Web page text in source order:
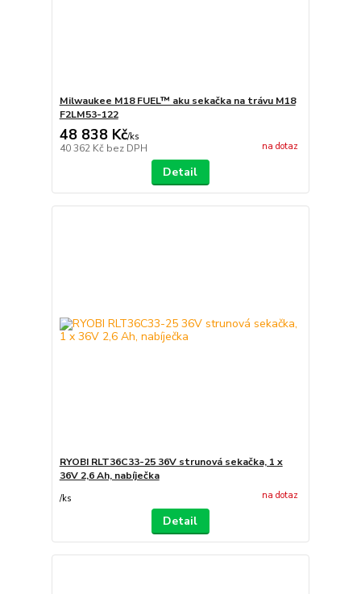
Milwaukee M18 FUEL™ aku sekačka na trávu M18
F2LM53-122
48 838 Kč/ks
40 362 Kč bez DPH na dotaz
Detail
RYOBI RLT36C33-25 36V strunová sekačka, 1 x
36V 2,6 Ah, nabíječka
/ks na dotaz
Detail